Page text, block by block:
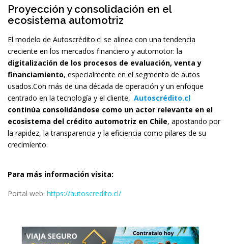
Proyección y consolidación en el
ecosistema automotriz
El modelo de Autoscrédito.cl se alinea con una tendencia
creciente en los mercados financiero y automotor: la
digitalización de los procesos de evaluación, venta y
financiamiento, especialmente en el segmento de autos
usados.Con más de una década de operación y un enfoque
centrado en la tecnología y el cliente, Autoscrédito.cl
continúa consolidándose como un actor relevante en el
ecosistema del crédito automotriz en Chile, apostando por
la rapidez, la transparencia y la eficiencia como pilares de su
crecimiento.
Para más información visita:
Portal web: https://autoscredito.cl/